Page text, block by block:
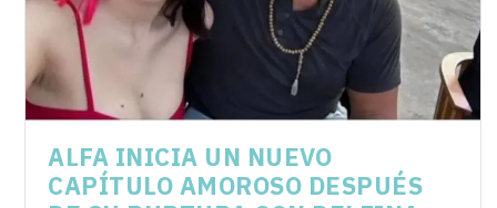
ALFA INICIA UN NUEVO
CAPÍTULO AMOROSO DESPUÉS